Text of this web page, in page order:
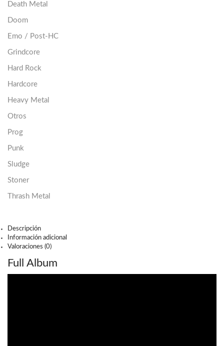
Death Metal
Doom
Emo / Post-HC
Grindcore
Hard Rock
Hardcore
Heavy Metal
Otros
Prog
Punk
Sludge
Stoner
Thrash Metal
Descripción
Información adicional
Valoraciones (0)
Full Album